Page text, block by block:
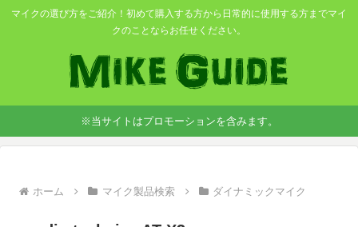
マイクの選び方をご紹介！初めて購入する方から日常的に使用する方までマイ
クのことならお任せください。
※当サイトはプロモーションを含みます。
ホーム マイク製品検索 ダイナミックマイク